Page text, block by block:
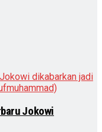
Jokowi